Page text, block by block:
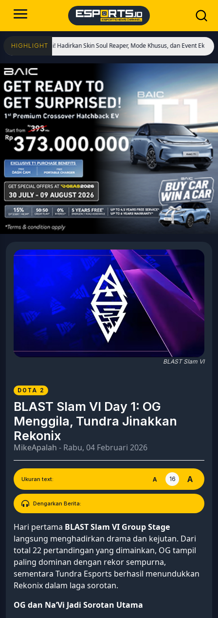
HIGHLIGHT
Dimulai! Hadirkan Skin Soul Reaper, Mode Khusus, dan Event Eksklusif!
BLAST Slam VI
DOTA 2
BLAST Slam VI Day 1: OG
Menggila, Tundra Jinakkan
Rekonix
MikeApalah - Rabu, 04 Februari 2026
Ukuran text: A 16 A
Dengarkan Berita:
Hari pertama BLAST Slam VI Group Stage
langsung menghadirkan drama dan kejutan. Dari
total 22 pertandingan yang dimainkan, OG tampil
paling dominan dengan rekor sempurna,
sementara Tundra Esports berhasil menundukkan
Rekonix dalam laga sorotan.
OG dan Na’Vi Jadi Sorotan Utama